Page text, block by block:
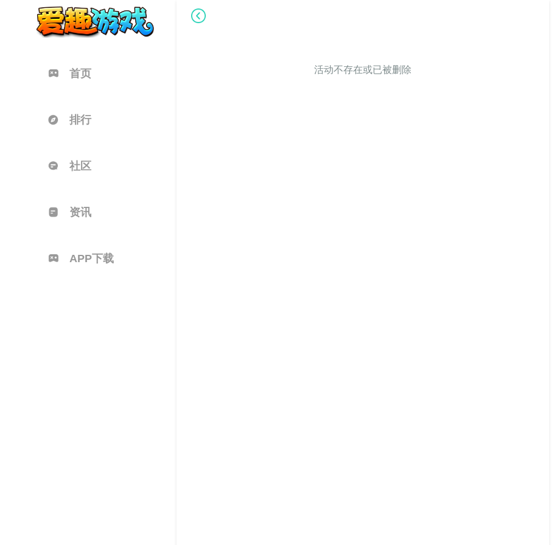
首页
排行
社区
资讯
APP下载
活动不存在或已被删除